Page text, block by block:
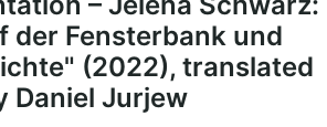
der Fensterbank und
(2022), translated
Daniel Jurjew